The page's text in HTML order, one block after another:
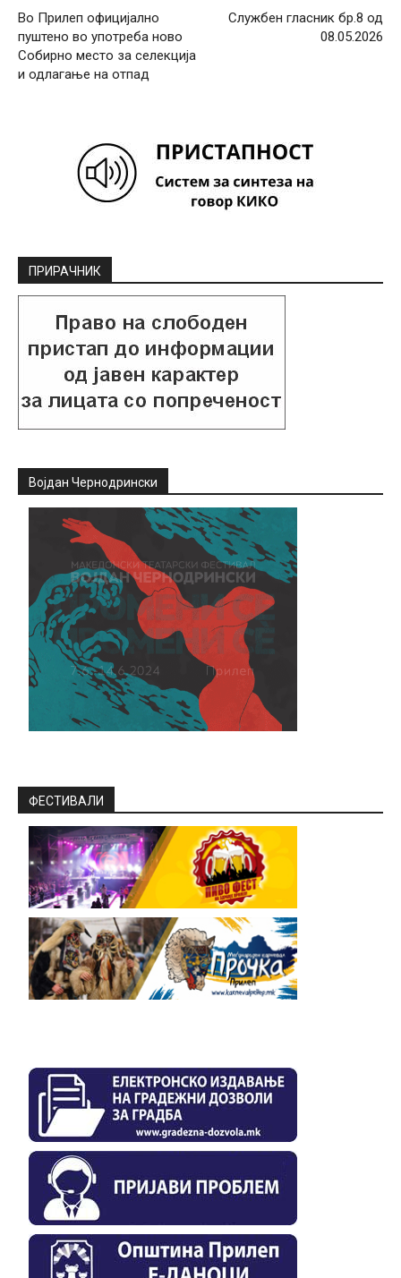
Во Прилеп официјално
пуштено во употреба ново
Собирно место за селекција
и одлагање на отпад
Службен гласник бр.8 од
08.05.2026
ПРИРАЧНИК
Војдан Чернодрински
ФЕСТИВАЛИ